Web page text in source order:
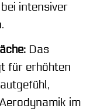
intensiver
Das
für erhöhten
im